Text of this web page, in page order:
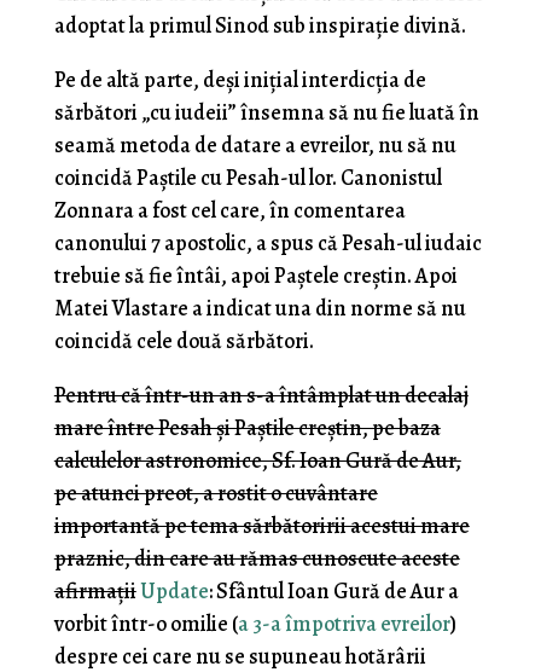
adoptat la primul Sinod sub inspirație divină.
Pe de altă parte, deși inițial interdicția de
sărbători „cu iudeii” însemna să nu fie luată în
seamă metoda de datare a evreilor, nu să nu
coincidă Paștile cu Pesah-ul lor. Canonistul
Zonnara a fost cel care, în comentarea
canonului 7 apostolic, a spus că Pesah-ul iudaic
trebuie să fie întâi, apoi Paștele creștin. Apoi
Matei Vlastare a indicat una din norme să nu
coincidă cele două sărbători.
Pentru că într-un an s-a întâmplat un decalaj
mare între Pesah și Paștile creștin, pe baza
calculelor astronomice, Sf. Ioan Gură de Aur,
pe atunci preot, a rostit o cuvântare
importantă pe tema sărbătoririi acestui mare
praznic, din care au rămas cunoscute aceste
afirmațiiUpdate: Sfântul Ioan Gură de Aur a
vorbit într-o omilie (a 3-a împotriva evreilor)
despre cei care nu se supuneau hotărârii